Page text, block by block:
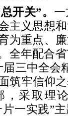
开关”。
主义思想
为重点、
全年配合
三中全会
筑牢信仰
，采取理
一实践”